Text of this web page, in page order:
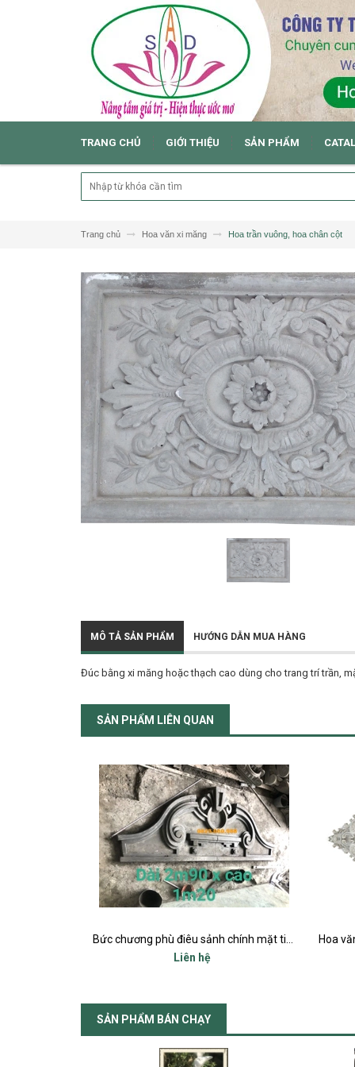
TRANG CHỦ GIỚI THIỆU SẢN PHẨM
Trang chủ Hoa văn xi măng Hoa trần vuông, hoa chân cột
MÔ TẢ SẢN PHẨM HƯỚNG DẪN MUA HÀNG
Đúc bằng xi măng hoặc thạch cao dùng cho trang trí trần,
SẢN PHẨM LIÊN QUAN
Bức chương phù điêu sảnh chính mặt tiền
Hoa văn mâm hoa bầu dục trang trí trần và tường ô cửa sổ mặt tiền
Liên hệ
SẢN PHẨM BÁN CHẠY